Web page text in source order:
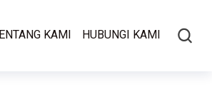
KAMI HUBUNGI KAMI